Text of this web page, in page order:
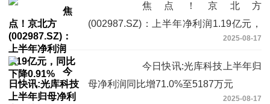
焦点！京北方
(002987.SZ)：上半年净利润1.19亿元，
2025-08-17
今日快讯:光库科技上半年归
母净利润同比增71.0%至5187万元
2025-08-17